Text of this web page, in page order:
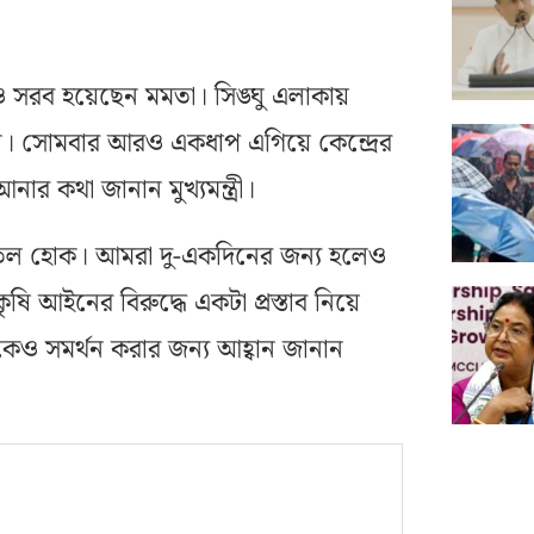
সরব হয়েছেন মমতা। সিঙ্ঘু এলাকায়
সোমবার আরও একধাপ এগিয়ে কেন্দ্রের
কথা জানান মুখ্যমন্ত্রী।
হোক। আমরা দু-একদিনের জন্য হলেও
আইনের বিরুদ্ধে একটা প্রস্তাব নিয়ে
সমর্থন করার জন্য আহ্বান জানান